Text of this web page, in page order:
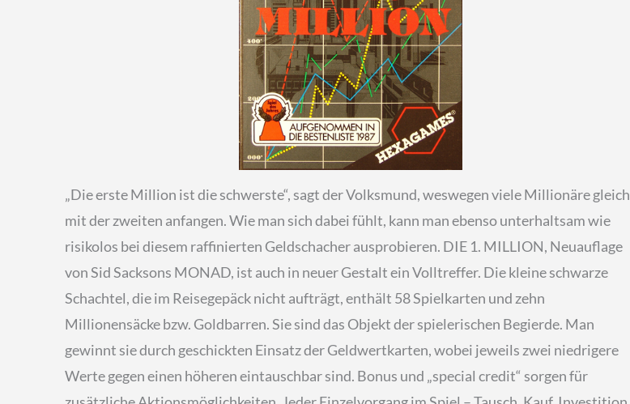
„Die erste Million ist die schwerste“, sagt der Volksmund, weswegen viele Millionäre gleich
mit der zweiten anfangen. Wie man sich dabei fühlt, kann man ebenso unterhaltsam wie
risikolos bei diesem raffinierten Geldschacher ausprobieren. DIE 1. MILLION, Neuauflage
von Sid Sacksons MONAD, ist auch in neuer Gestalt ein Volltreffer. Die kleine schwarze
Schachtel, die im Reisegepäck nicht aufträgt, enthält 58 Spielkarten und zehn
Millionensäcke bzw. Goldbarren. Sie sind das Objekt der spielerischen Begierde. Man
gewinnt sie durch geschickten Einsatz der Geldwertkarten, wobei jeweils zwei niedrigere
Werte gegen einen höheren eintauschbar sind. Bonus und „special credit“ sorgen für